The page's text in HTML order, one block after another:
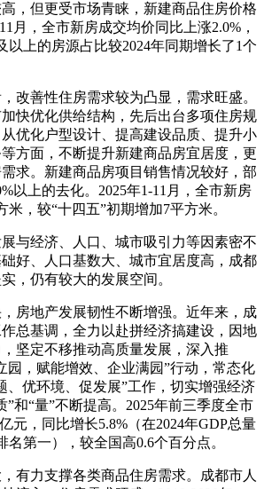
，但更受市场青睐，新建商品住房价格
月，全市新房成交均价同比上涨2.0%，
以上的房源占比较2024年同期增长了1个
善性住房需求较为凸显，需求旺盛。
快优化供给结构，先后出台多项住房规
优化户型设计、提高建设品质、提升小
方面，不断提升新建商品房宜居度，更
求。新建商品房项目销售情况较好，部
以上的去化。2025年1-11月，全市新房
米，较“十四五”初期增加7平方米。
经济、人口、城市吸引力等因素密不
好、人口基数大、城市宜居度高，成都
，仍有较大的发展空间。
地产发展韧性不断增强。近年来，成
总基调，全力以赴拼经济搞建设，因地
坚定不移推动高质量发展，深入推
园，赋能增效、企业满园”行动，常态化
、优环境、促发展”工作，切实增强经济
”和“量”不断提高。2025年前三季度全市
元，同比增长5.8%（在2024年GDP总量
名第一），较全国高0.6个百分点。
力支撑各类商品住房需求。成都市人